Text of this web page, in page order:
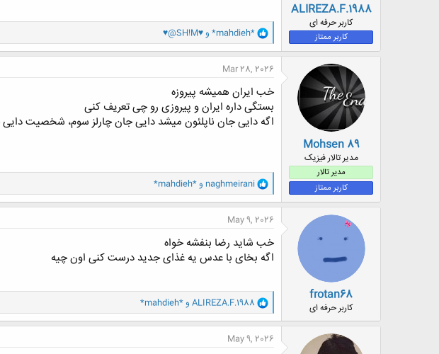
ALIREZA.F.1988
کاربر حرفه ای
کاربر ممتاز
و
ا
ک
ن
ش
ه
ا
:
*mahdieh* و♥@SH!M♥
Mohsen 89
مدیر تالار فیزیک
مدیر تالار
کاربر ممتاز
Mar 28, 2026
خب ایران همیشه پیروزه
بستگی داره ایران و پیروزی رو چی تعریف کنی
اگه دایی جان ناپلئون میشد دایی جان چارلز سوم، شخصیت
و
ا
ک
ن
ش
ه
:
naghmeirani و *mahdieh*
frotan68
کاربر حرفه ای
May 9, 2026
خب شاید رضا بنفشه خواه
اگه بخای با عدس یه غذای جدید درست کنی اون چیه
و
ا
ک
ن
ش
ALIREZA.F.1988 و*mahdieh*
May 9, 2026